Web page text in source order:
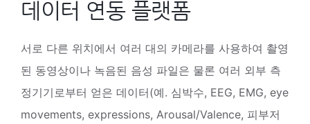
데이터 연동 플랫폼
서로 다른 위치에서 여러 대의 카메라를 사용하여 촬영
된 동영상이나 녹음된 음성 파일은 물론 여러 외부 측
정기기로부터 얻은 데이터(예. 심박수, EEG, EMG, eye
movements, expressions, Arousal/Valence, 피부저